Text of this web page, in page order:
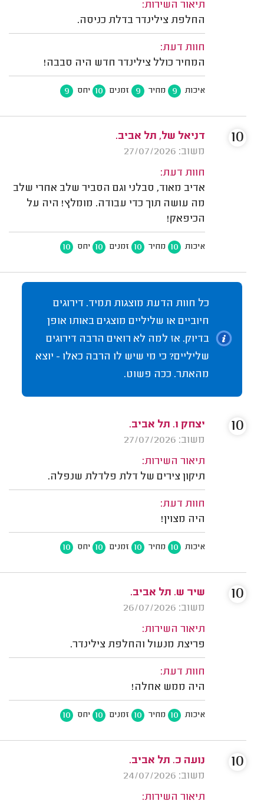
תיאור השירות:
החלפת צילינדר בדלת כניסה.
חוות דעת:
המחיר כולל צילינדר חדש היה סבבה!
איכות 9 מחיר 9 זמנים 10 יחס 9
דניאל של, תל אביב.
משוב: 27/07/2026
חוות דעת:
אדיב מאוד, סבלני וגם הסביר שלב אחרי שלב
מה עושה תוך כדי עבודה. מומלץ! היה על
הכיפאק!
איכות 10 מחיר 10 זמנים 10 יחס 10
10
כל חוות הדעת מוצגות תמיד. דירוגים
חיוביים או שליליים מוצגים באותו אופן
בדיוק. אז למה לא רואים הרבה דירוגים
שליליים? כי מי שיש לו הרבה כאלו - יוצא
מהאתר. ככה פשוט.
יצחק ו. תל אביב.
משוב: 27/07/2026
תיאור השירות:
תיקון צירים של דלת פלדלת שנפלה.
חוות דעת:
היה מצוין!
איכות 10 מחיר 10 זמנים 10 יחס 10
10
שיר ש. תל אביב.
משוב: 26/07/2026
תיאור השירות:
פריצת מנעול והחלפת צילינדר.
חוות דעת:
היה ממש אחלה!
איכות 10 מחיר 10 זמנים 10 יחס 10
10
נועה כ. תל אביב.
משוב: 24/07/2026
תיאור השירות:
10